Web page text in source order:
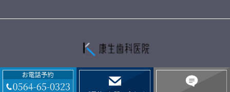
Copyright © 康生歯科医院 All Rights Reserved.